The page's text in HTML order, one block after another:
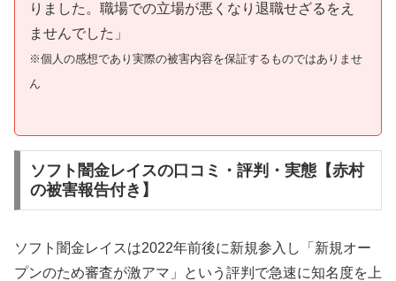
りました。職場での立場が悪くなり退職せざるをえ
ませんでした」
※個人の感想であり実際の被害内容を保証するものではありませ
ん
ソフト闇金レイスの口コミ・評判・実態【赤村
の被害報告付き】
ソフト闇金レイスは2022年前後に新規参入し「新規オー
プンのため審査が激アマ」という評判で急速に知名度を上